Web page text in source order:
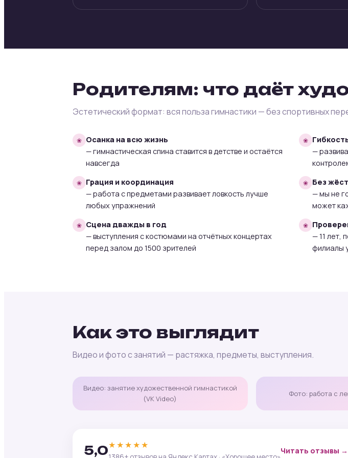
Родителям: что даёт
Эстетический формат: вся польза гимнастики — без спортивных
Осанка на всю жизнь
— гимнастическая спина ставится в детстве и остаётся
навсегда
—
Грация и координация
— работа с предметами развивает ловкость лучше
любых упражнений
Без
— мы не
может
Сцена дважды в год
— выступления с костюмами на отчётных концертах
перед залом до 1500 зрителей
— 11 лет,
филиалы
Как это выглядит
Видео и фото с занятий — растяжка, предметы, выступления.
Видео: занятие художественной гимнастикой
(VK Video)
Фото: работа с
5,0★★★★★
Читать отзывы →